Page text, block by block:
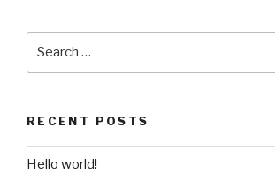
RECENT POSTS
Hello world!